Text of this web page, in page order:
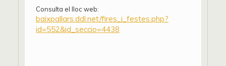
Consulta el lloc web:
baixpallars.ddl.net/fires_i_festes.php?
id=552&id_seccio=4438